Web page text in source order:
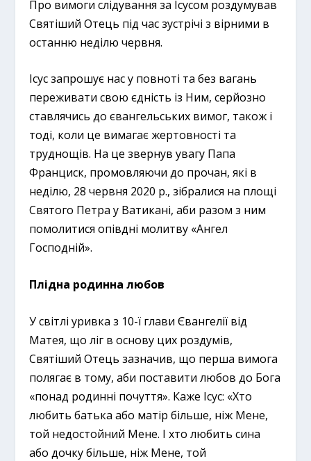
Про вимоги слідування за Ісусом роздумував
Святіший Отець під час зустрічі з вірними в
останню неділю червня.
Ісус запрошує нас у повноті та без вагань
переживати свою єдність із Ним, серйозно
ставлячись до євангельських вимог, також і
тоді, коли це вимагає жертовності та
труднощів. На це звернув увагу Папа
Франциск, промовляючи до прочан, які в
неділю, 28 червня 2020 р., зібралися на площі
Святого Петра у Ватикані, аби разом з ним
помолитися опівдні молитву «Ангел
Господній».
Плідна родинна любов
У світлі уривка з 10-ї глави Євангелії від
Матея, що ліг в основу цих роздумів,
Святіший Отець зазначив, що перша вимога
полягає в тому, аби поставити любов до Бога
«понад родинні почуття». Каже Ісус: «Хто
любить батька або матір більше, ніж Мене,
той недостойний Мене. І хто любить сина
або дочку більше, ніж Мене, той